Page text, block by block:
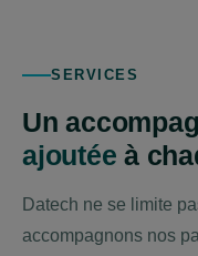
SERVICES
Un
ajoutée à
Datech ne se limite
accompagnons nos